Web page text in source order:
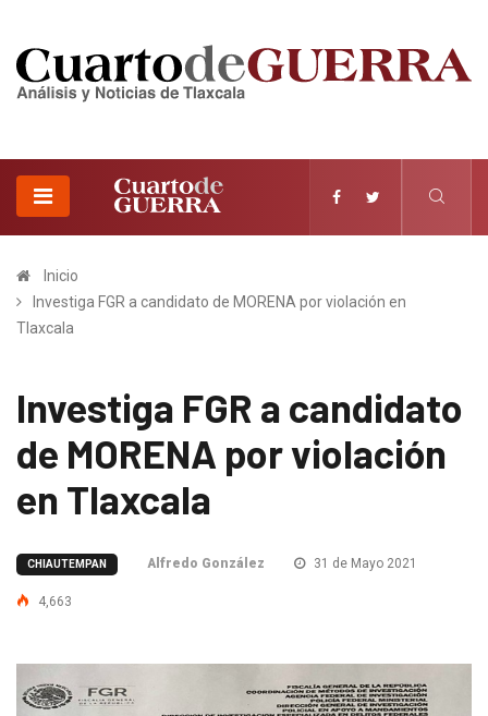
Inicio
Investiga FGR a candidato de MORENA por violación en
Tlaxcala
Investiga FGR a candidato
de MORENA por violación
en Tlaxcala
CHIAUTEMPAN Alfredo González 31 de Mayo 2021
4,663